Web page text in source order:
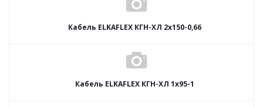
Кабель ELKAFLEX КГН-ХЛ 2x150-0,66
Кабель ELKAFLEX КГН-ХЛ 1x95-1